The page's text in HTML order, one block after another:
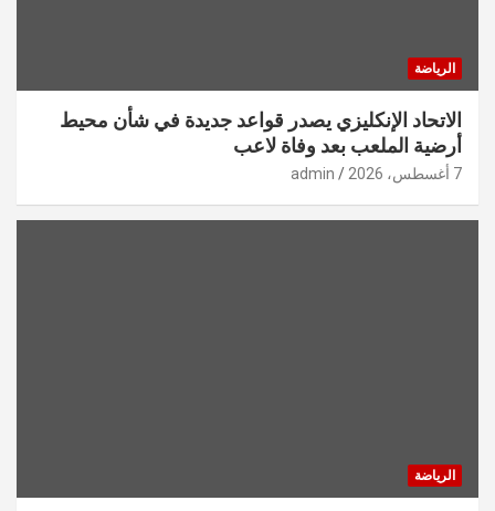
الرياضة
الاتحاد الإنكليزي يصدر قواعد جديدة في شأن محيط
أرضية الملعب بعد وفاة لاعب
7 أغسطس، 2026 admin
الرياضة